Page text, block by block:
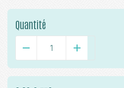
Quantité
- +